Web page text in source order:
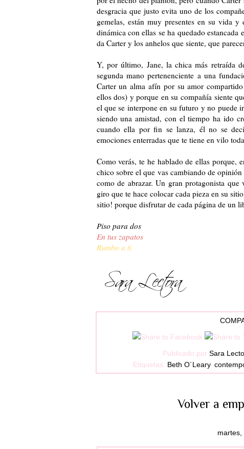
desgracia que justo evita uno de los
gemelas, están muy presentes en su vida
dinámica con ellas se ha quedado
da Carter y los anhelos que siente, que
Y, por último, Jane, la chica más retraída
segunda mano pertenenciente a una
Carter un alma afín por su amor
ellos dos) y porque en su compañía siente
el que se interpone en su futuro y no puede
siendo una amistad, con el tiempo ha ido
cuando ella por fin se lanza, él no se
emociones enterradas que te tiene en vilo
Como verás, te he hablado de ellas porque,
chico sobre el que vas cambiando de
como de abrazar. Un gran protagonista
giro que te hace colocar cada pieza en su
sitio! porque disfrutar de cada página de un
Piso para dos
En tus zapatos
Rumbo a ti
Publicado por Sara
Etiquetas: Beth O´Leary,
Volver a
martes,